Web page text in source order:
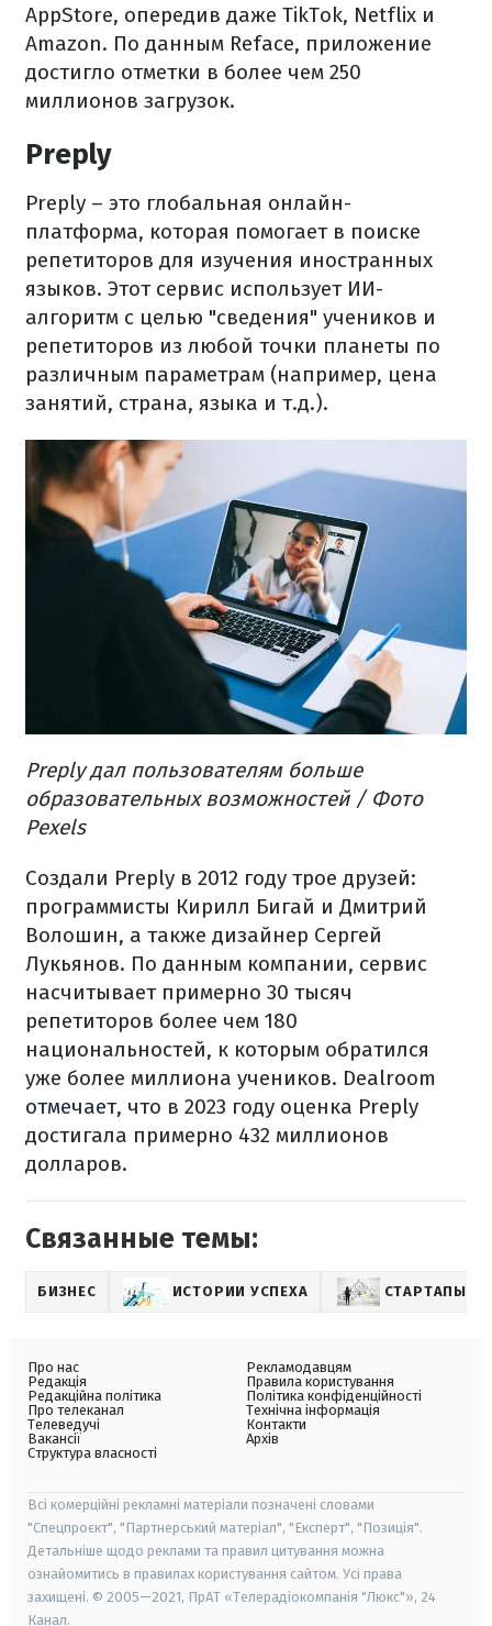
AppStore, опередив даже TikTok, Netflix и
Amazon. По данным Reface, приложение
достигло отметки в более чем 250
миллионов загрузок.
Preply
Preply – это глобальная онлайн-
платформа, которая помогает в поиске
репетиторов для изучения иностранных
языков. Этот сервис использует ИИ-
алгоритм с целью "сведения" учеников и
репетиторов из любой точки планеты по
различным параметрам (например, цена
занятий, страна, языка и т.д.).
Preply дал пользователям больше
образовательных возможностей / Фото
Pexels
Создали Preply в 2012 году трое друзей:
программисты Кирилл Бигай и Дмитрий
Волошин, а также дизайнер Сергей
Лукьянов. По данным компании, сервис
насчитывает примерно 30 тысяч
репетиторов более чем 180
национальностей, к которым обратился
уже более миллиона учеников. Dealroom
отмечает, что в 2023 году оценка Preply
достигала примерно 432 миллионов
долларов.
Связанные темы:
БИЗНЕС ИСТОРИИ УСПЕХА СТАРТАПЫ24
Про нас
Редакція
Редакційна політика
Про телеканал
Телеведучі
Вакансії
Структура власності
Рекламодавцям
Правила користування
Політика конфіденційності
Технічна інформація
Контакти
Архів
Всі комерційні рекламні матеріали позначені словами
"Спецпроєкт", "Партнерський матеріал", "Експерт", "Позиція".
Детальніше щодо реклами та правил цитування можна
ознайомитись в правилах користування сайтом. Усі права
захищені. © 2005—2021, ПрАТ «Телерадіокомпанія "Люкс"», 24
Канал.